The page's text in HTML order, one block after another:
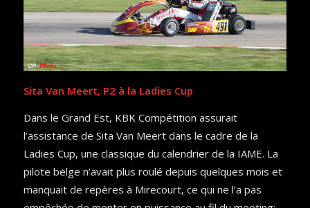
Sita Van Meert, P2 à la Ladies Cup
Dans le Grand Est, KBK Compétition assurait
l’assistance de Sita Van Meert dans le cadre de la
Ladies Cup, une classique du calendrier de la IAME. La
pilote belge n’avait plus roulé depuis quelques mois et
manquait de repères à Mirecourt, ce qui ne l’a pas